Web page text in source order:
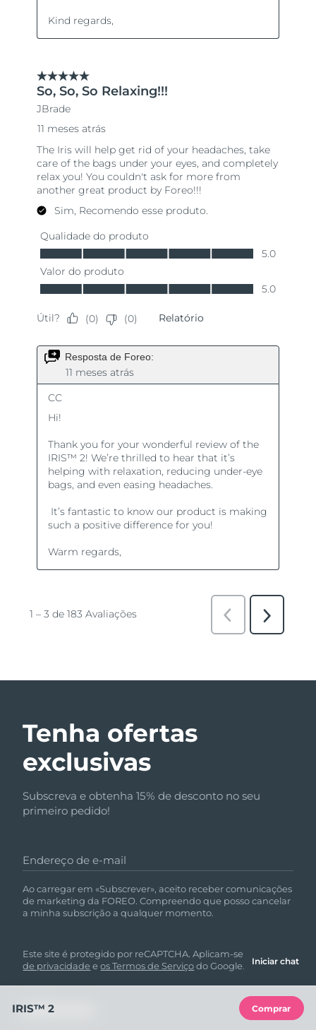
Tenha ofertas
exclusivas
Subscreva e obtenha 15% de desconto no seu
primeiro pedido!
Endereço de e-mail
Ao carregar em «Subscrever», aceito receber comunicações
de marketing da FOREO. Compreendo que posso cancelar
a minha subscrição a qualquer momento.
Este site é protegido por reCAPTCHA. Aplicam-se a
de privacidade eos Termos de Serviçodo Google. Iniciar chat
IRIS™ 2 Comprar